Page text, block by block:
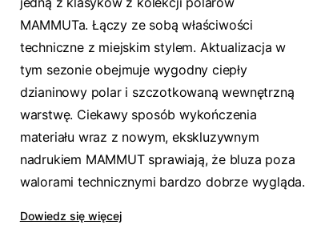
MAMMUTa. Łączy ze sobą właściwości
techniczne z miejskim stylem. Aktualizacja w
tym sezonie obejmuje wygodny ciepły
dzianinowy polar i szczotkowaną wewnętrzną
warstwę. Ciekawy sposób wykończenia
materiału wraz z nowym, ekskluzywnym
nadrukiem MAMMUT sprawiają, że bluza poza
walorami technicznymi bardzo dobrze wygląda.
Dowiedz się więcej